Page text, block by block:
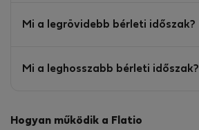
Mi a legrövidebb bérleti időszak?
Mi a leghosszabb bérleti időszak?
Hogyan működik a Flatio